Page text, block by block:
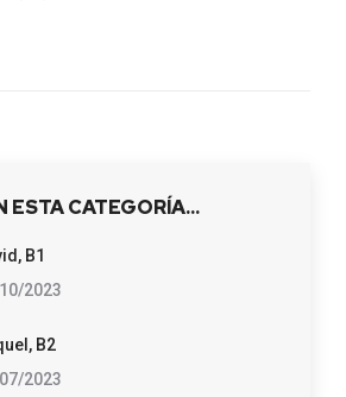
ESTA CATEGORÍA…
B1
2023
B2
2023